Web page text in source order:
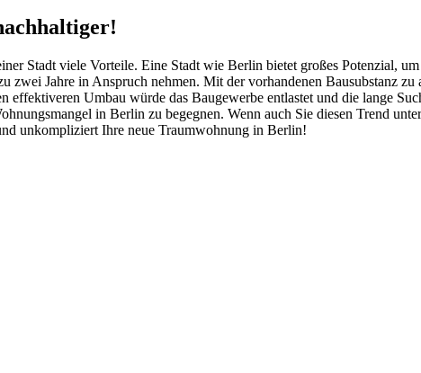
Stadt viele Vorteile. Eine Stadt wie Berlin bietet großes Potenzial,
Jahre in Anspruch nehmen. Mit der vorhandenen Bausubstanz
effektiveren Umbau würde das Baugewerbe entlastet und die lange
in Berlin zu begegnen. Wenn auch Sie diesen Trend
unkompliziert Ihre neue Traumwohnung in Berlin!